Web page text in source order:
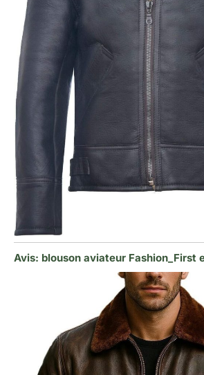
Avis: blouson aviateur Fashion_First